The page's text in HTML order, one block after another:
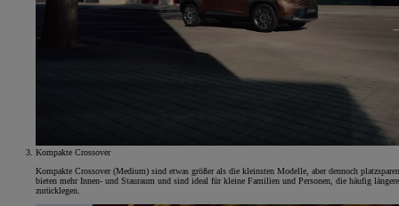
Kompakte Crossover
Kompakte Crossover (Medium) sind etwas größer als die kleinsten Modelle, aber dennoch
bieten mehr Innen- und Stauraum und sind ideal für kleine Familien und Personen, die häufig
zurücklegen.